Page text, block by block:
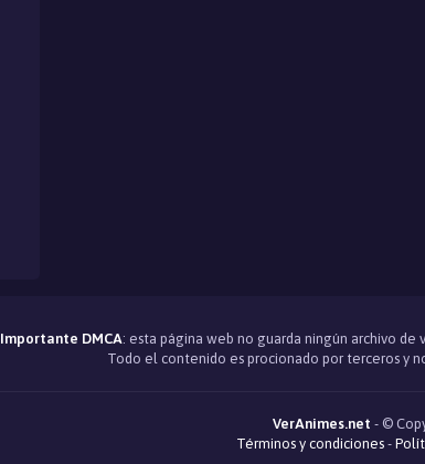
Importante DMCA: esta página web no guarda ningún archivo de
Todo el contenido es procionado por terceros y
VerAnimes.net - ©
Términos y condiciones-